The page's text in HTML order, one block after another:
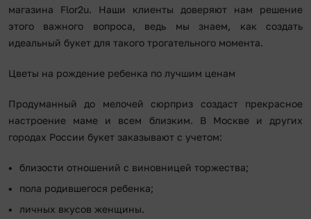
магазина Flor2u. Наши клиенты доверяют нам решение
этого важного вопроса, ведь мы знаем, как создать
идеальный букет для такого трогательного момента.
Цветы на рождение ребенка по лучшим ценам
Продуманный до мелочей сюрприз создаст прекрасное
настроение маме и всем близким. В Москве и других
городах России букет заказывают с учетом:
близости отношений с виновницей торжества;
пола родившегося ребенка;
личных вкусов женщины.